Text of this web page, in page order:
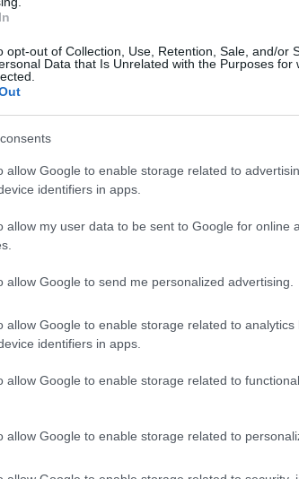
opt-out of Collection, Use, Retention, Sale, and/or
Data that Is Unrelated with the Purposes for
allow Google to enable storage related to
identifiers in apps.
allow my user data to be sent to Google for online
allow Google to send me personalized advertising.
allow Google to enable storage related to analytics
identifiers in apps.
allow Google to enable storage related to
allow Google to enable storage related to
il ministro Giovannini, invece,
la visione mono scalo a favore
. E’ importante che il Nord Sardegna,
di Sardegna,
due Autorità non vuol dire avere una
ad un intero territorio i
ancora penalizzata da logiche di potere
e soprattutto non si possono
la citazione del paventato rischio
di “splittamento” dell’Autorità –
ulteriore sua giustificazione – non ha
di due Asdp permetterebbe
Pnrr, ma anche la possibilità di
Sardegna quando erano gestiti
di organizzazione ed efficienza”.